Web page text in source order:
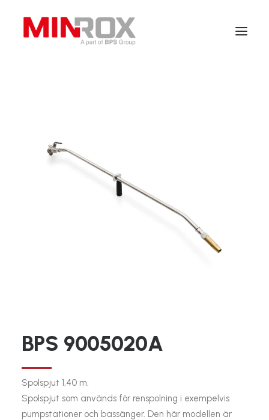
Våra kunder
BPS 9005020A
Spolspjut 1,40 m.
Spolspjut som används för renspolning i exempelvis
pumpstationer och bassänger. Den här modellen är